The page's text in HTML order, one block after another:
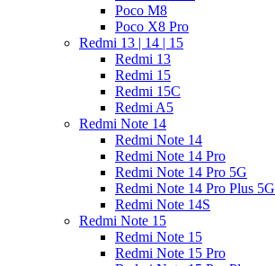
Poco M8
Poco X8 Pro
Redmi 13 | 14 | 15
Redmi 13
Redmi 15
Redmi 15C
Redmi A5
Redmi Note 14
Redmi Note 14
Redmi Note 14 Pro
Redmi Note 14 Pro 5G
Redmi Note 14 Pro Plus 5G
Redmi Note 14S
Redmi Note 15
Redmi Note 15
Redmi Note 15 Pro